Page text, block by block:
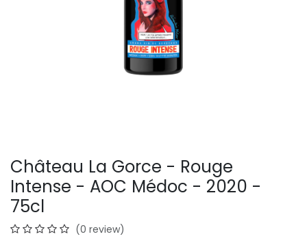
Château La Gorce - Rouge
Intense - AOC Médoc - 2020 -
75cl
(0 review)